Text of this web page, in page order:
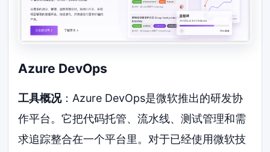
Azure DevOps
工具概况：Azure DevOps是微软推出的研发协
作平台。它把代码托管、流水线、测试管理和需
求追踪整合在一个平台里。对于已经使用微软技